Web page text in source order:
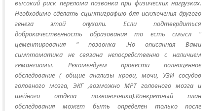
высокий риск перелома позвонка при физических нагрузках.
Необходимо сделать сцинтиграфию для исключения другого
генеза этой опухоли. Если подтвердиться
доброкачественность образования то есть смысл "
цементирования " позвонка .Но описанная Вами
симптоматика не связана непосредственно с наличием
гемангиомы. Рекомендуем провести полноценное
обследование ( общие анализы крови, мочи, УЗИ сосудов
головного мозга, ЭКГ ,возможно МРТ головного мозга и
шейного отдела позвоночника).Конкретный план
обследования может быть определен только после